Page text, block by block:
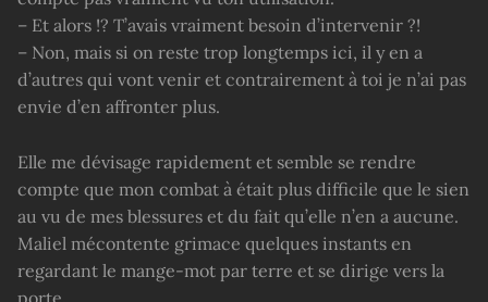
– Et alors !? T’avais vraiment besoin d’intervenir ?!
– Non, mais si on reste trop longtemps ici, il y en a
d’autres qui vont venir et contrairement à toi je n’ai pas
envie d’en affronter plus.
Elle me dévisage rapidement et semble se rendre
compte que mon combat à était plus difficile que le sien
au vu de mes blessures et du fait qu’elle n’en a aucune.
Maliel mécontente grimace quelques instants en
regardant le mange-mot par terre et se dirige vers la
porte.